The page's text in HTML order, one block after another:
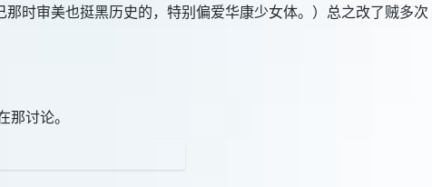
时审美也挺黑历史的，特别偏爱华康少女体。）总之改了贼多次
讨论。